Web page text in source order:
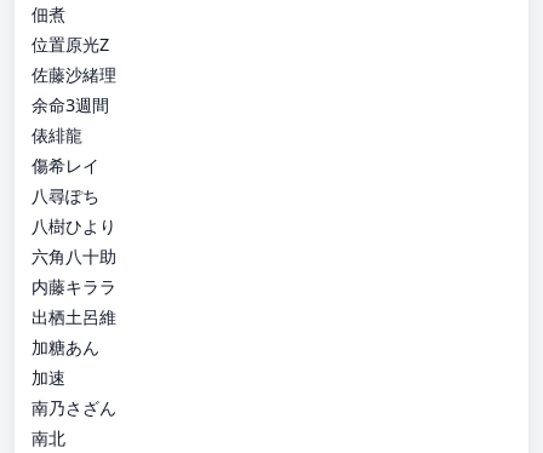
佃煮
位置原光Z
佐藤沙緒理
余命3週間
俵緋龍
傷希レイ
八尋ぽち
八樹ひより
六角八十助
内藤キララ
出栖土呂維
加糖あん
加速
南乃さざん
南北